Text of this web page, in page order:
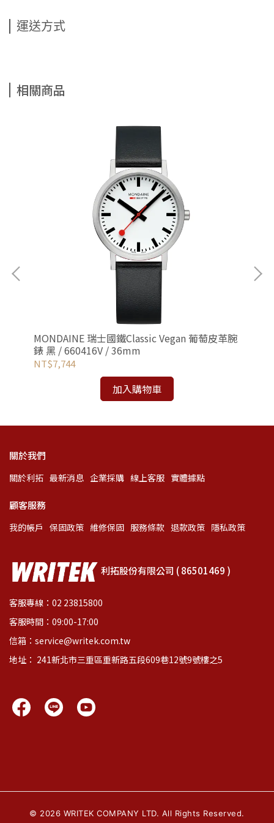
運送方式
相關商品
MONDAINE 瑞士國鐵Classic Vegan 葡萄皮革腕
錶 黑 / 660416V / 36mm
NT$7,744
加入購物車
關於我們
關於利拓 最新消息 企業採購 線上客服 實體據點
顧客服務
我的帳戶 保固政策 維修保固 服務條款 退款政策 隱私政策
利拓股份有限公司 ( 86501469 )
客服專線：02 23815800
客服時間：09:00-17:00
信箱：service@writek.com.tw
地址： 241新北市三重區重新路五段609巷12號9號樓之5
© 2026 WRITEK COMPANY LTD. All Rights Reserved.